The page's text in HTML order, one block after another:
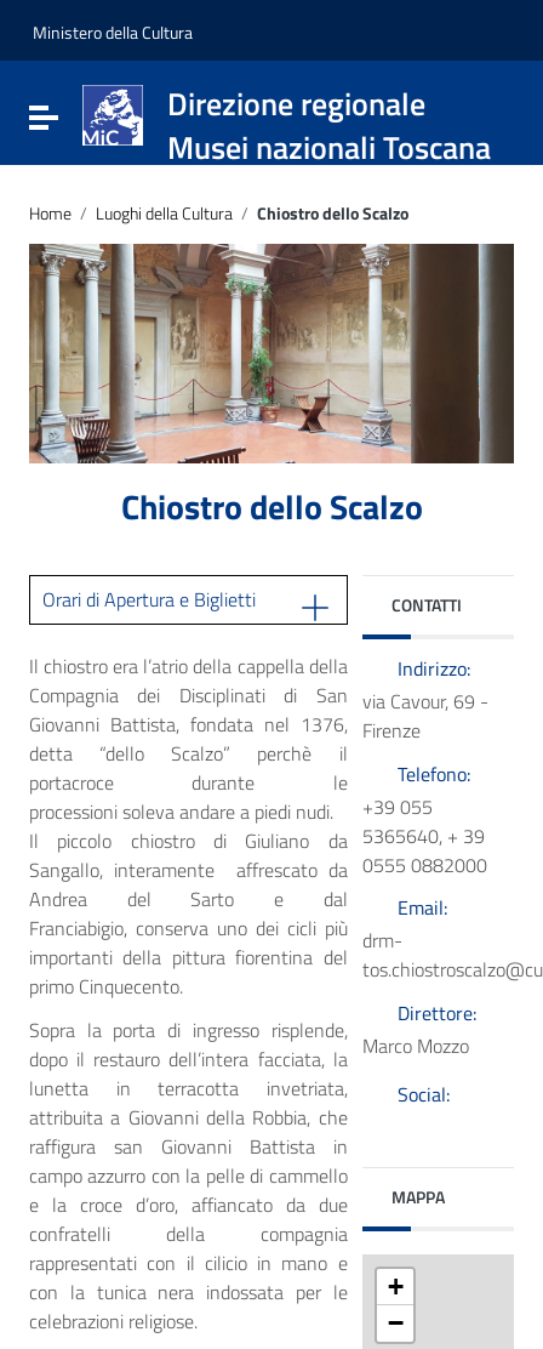
Vai al menu di navigazione
Vai al footer
Ministero della Cultura
Attiva / disattiva la navigazione
Direzione regionale
Musei nazionali Toscana
Home / Luoghi della Cultura / Chiostro dello Scalzo
Chiostro dello Scalzo
Orari di Apertura e Biglietti
Il chiostro era l’atrio della cappella della
Compagnia dei Disciplinati di San
Giovanni Battista, fondata nel 1376,
detta “dello Scalzo” perchè il
portacroce durante le
processioni soleva andare a piedi nudi.
Il piccolo chiostro di Giuliano da
Sangallo, interamente affrescato da
Andrea del Sarto e dal
Franciabigio, conserva uno dei cicli più
importanti della pittura fiorentina del
primo Cinquecento.
Sopra la porta di ingresso risplende,
dopo il restauro dell’intera facciata, la
lunetta in terracotta invetriata,
attribuita a Giovanni della Robbia, che
raffigura san Giovanni Battista in
campo azzurro con la pelle di cammello
e la croce d’oro, affiancato da due
confratelli della compagnia
rappresentati con il cilicio in mano e
con la tunica nera indossata per le
celebrazioni religiose.
CONTATTI
Indirizzo:
via Cavour, 69 -
Firenze
Telefono:
+39 055
5365640, + 39
0555 0882000
Email:
drm-
Direttore:
Marco Mozzo
Social:
MAPPA
+
−